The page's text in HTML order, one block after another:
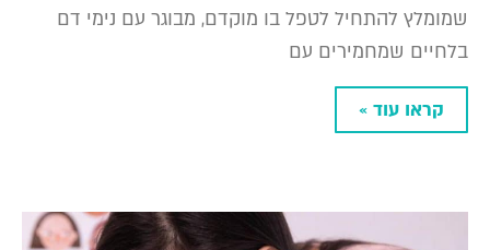
שמומלץ להתחיל לטפל בו מוקדם, מבוגר עם נימי דם
בלחיים שמחמירים עם
קראו עוד »